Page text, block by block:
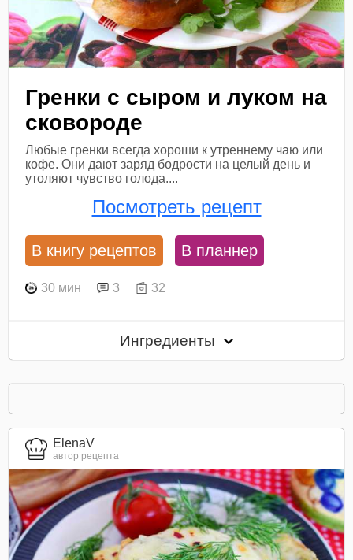
Гренки с сыром и луком на
сковороде
Любые гренки всегда хороши к утреннему чаю или
кофе. Они дают заряд бодрости на целый день и
утоляют чувство голода....
Посмотреть рецепт
В книгу рецептов В планнер
30 мин 3 32
Ингредиенты
ElenaV
автор рецепта